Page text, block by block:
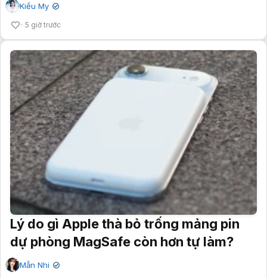
Kiều My ✔
5 giờ trước
Lý do gì Apple thà bỏ trống mảng pin
dự phòng MagSafe còn hơn tự làm?
Mẫn Nhi ✔